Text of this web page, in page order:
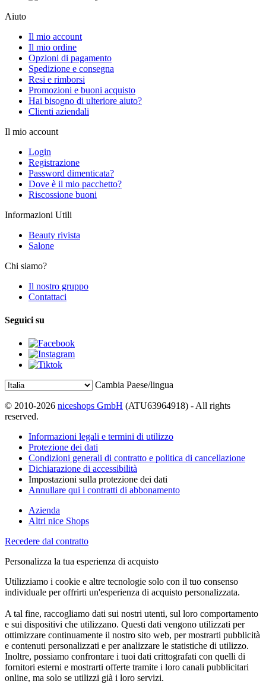
Aiuto
Il mio account
Il mio ordine
Opzioni di pagamento
Spedizione e consegna
Resi e rimborsi
Promozioni e buoni acquisto
Hai bisogno di ulteriore aiuto?
Clienti aziendali
Il mio account
Login
Registrazione
Password dimenticata?
Dove è il mio pacchetto?
Riscossione buoni
Informazioni Utili
Beauty rivista
Salone
Chi siamo?
Il nostro gruppo
Contattaci
Seguici su
Cambia Paese/lingua
© 2010-2026 niceshops GmbH (ATU63964918) - All rights
reserved.
Informazioni legali e termini di utilizzo
Protezione dei dati
Condizioni generali di contratto e politica di cancellazione
Dichiarazione di accessibilità
Impostazioni sulla protezione dei dati
Annullare qui i contratti di abbonamento
Azienda
Altri nice Shops
Recedere dal contratto
Personalizza la tua esperienza di acquisto
Utilizziamo i cookie e altre tecnologie solo con il tuo consenso
individuale per offrirti un'esperienza di acquisto personalizzata.
A tal fine, raccogliamo dati sui nostri utenti, sul loro comportamento
e sui dispositivi che utilizzano. Questi dati vengono utilizzati per
ottimizzare continuamente il nostro sito web, per mostrarti pubblicità
e contenuti personalizzati e per analizzare le statistiche di utilizzo.
Inoltre, possiamo confrontare i tuoi dati crittografati con quelli di
fornitori esterni e mostrarti offerte tramite i loro canali pubblicitari
online, ma solo se utilizzi già i loro servizi.